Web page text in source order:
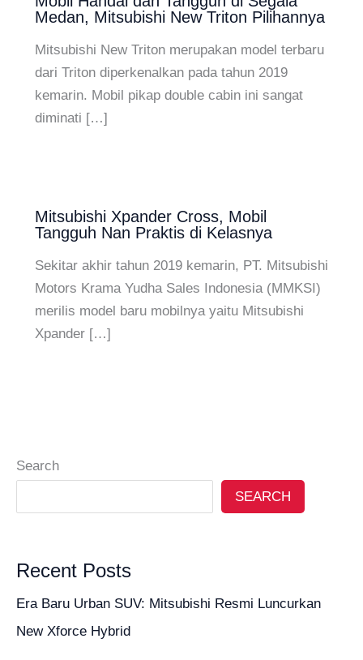
Medan, Mitsubishi New Triton Pilihannya
Mitsubishi New Triton merupakan model terbaru
dari Triton diperkenalkan pada tahun 2019
kemarin. Mobil pikap double cabin ini sangat
diminati […]
Mitsubishi Xpander Cross, Mobil
Tangguh Nan Praktis di Kelasnya
Sekitar akhir tahun 2019 kemarin, PT. Mitsubishi
Motors Krama Yudha Sales Indonesia (MMKSI)
merilis model baru mobilnya yaitu Mitsubishi
Xpander […]
Search
SEARCH
Recent Posts
Era Baru Urban SUV: Mitsubishi Resmi Luncurkan
New Xforce Hybrid